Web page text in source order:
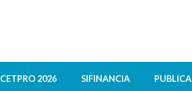
CETPRO 2026 SIFINANCIA